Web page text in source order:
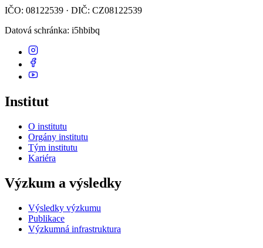
IČO: 08122539 · DIČ: CZ08122539
Datová schránka: i5hbibq
Institut
O institutu
Orgány institutu
Tým institutu
Kariéra
Výzkum a výsledky
Výsledky výzkumu
Publikace
Výzkumná infrastruktura